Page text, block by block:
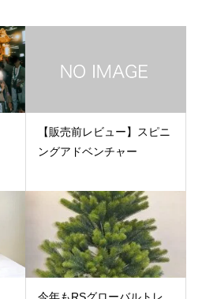
【販売前レビュー】スピニ
ングアドベンチャー